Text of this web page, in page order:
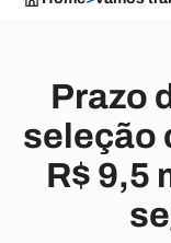
Prazo
seleção
R$ 9,5